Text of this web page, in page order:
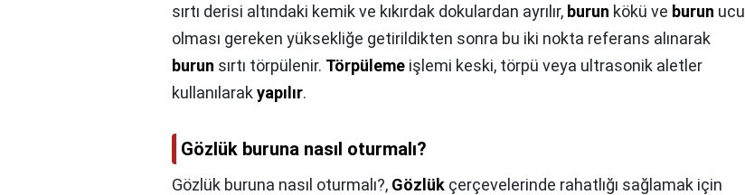
sırtı derisi altındaki kemik ve kıkırdak dokulardan ayrılır, burun kökü ve burun ucu
olması gereken yüksekliğe getirildikten sonra bu iki nokta referans alınarak
burun sırtı törpülenir. Törpüleme işlemi keski, törpü veya ultrasonik aletler
kullanılarakyapılır.
Gözlük buruna nasıl oturmalı?
Gözlük buruna nasıl oturmalı?, Gözlük çerçevelerinde rahatlığı sağlamak için